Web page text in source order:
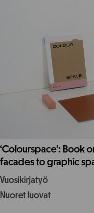
‘Colourspace’: Book
facades to graphic
Vuosikirjatyö
Nuoret luovat